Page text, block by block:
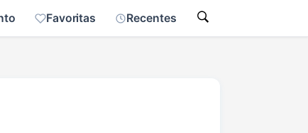
Favoritas Recentes